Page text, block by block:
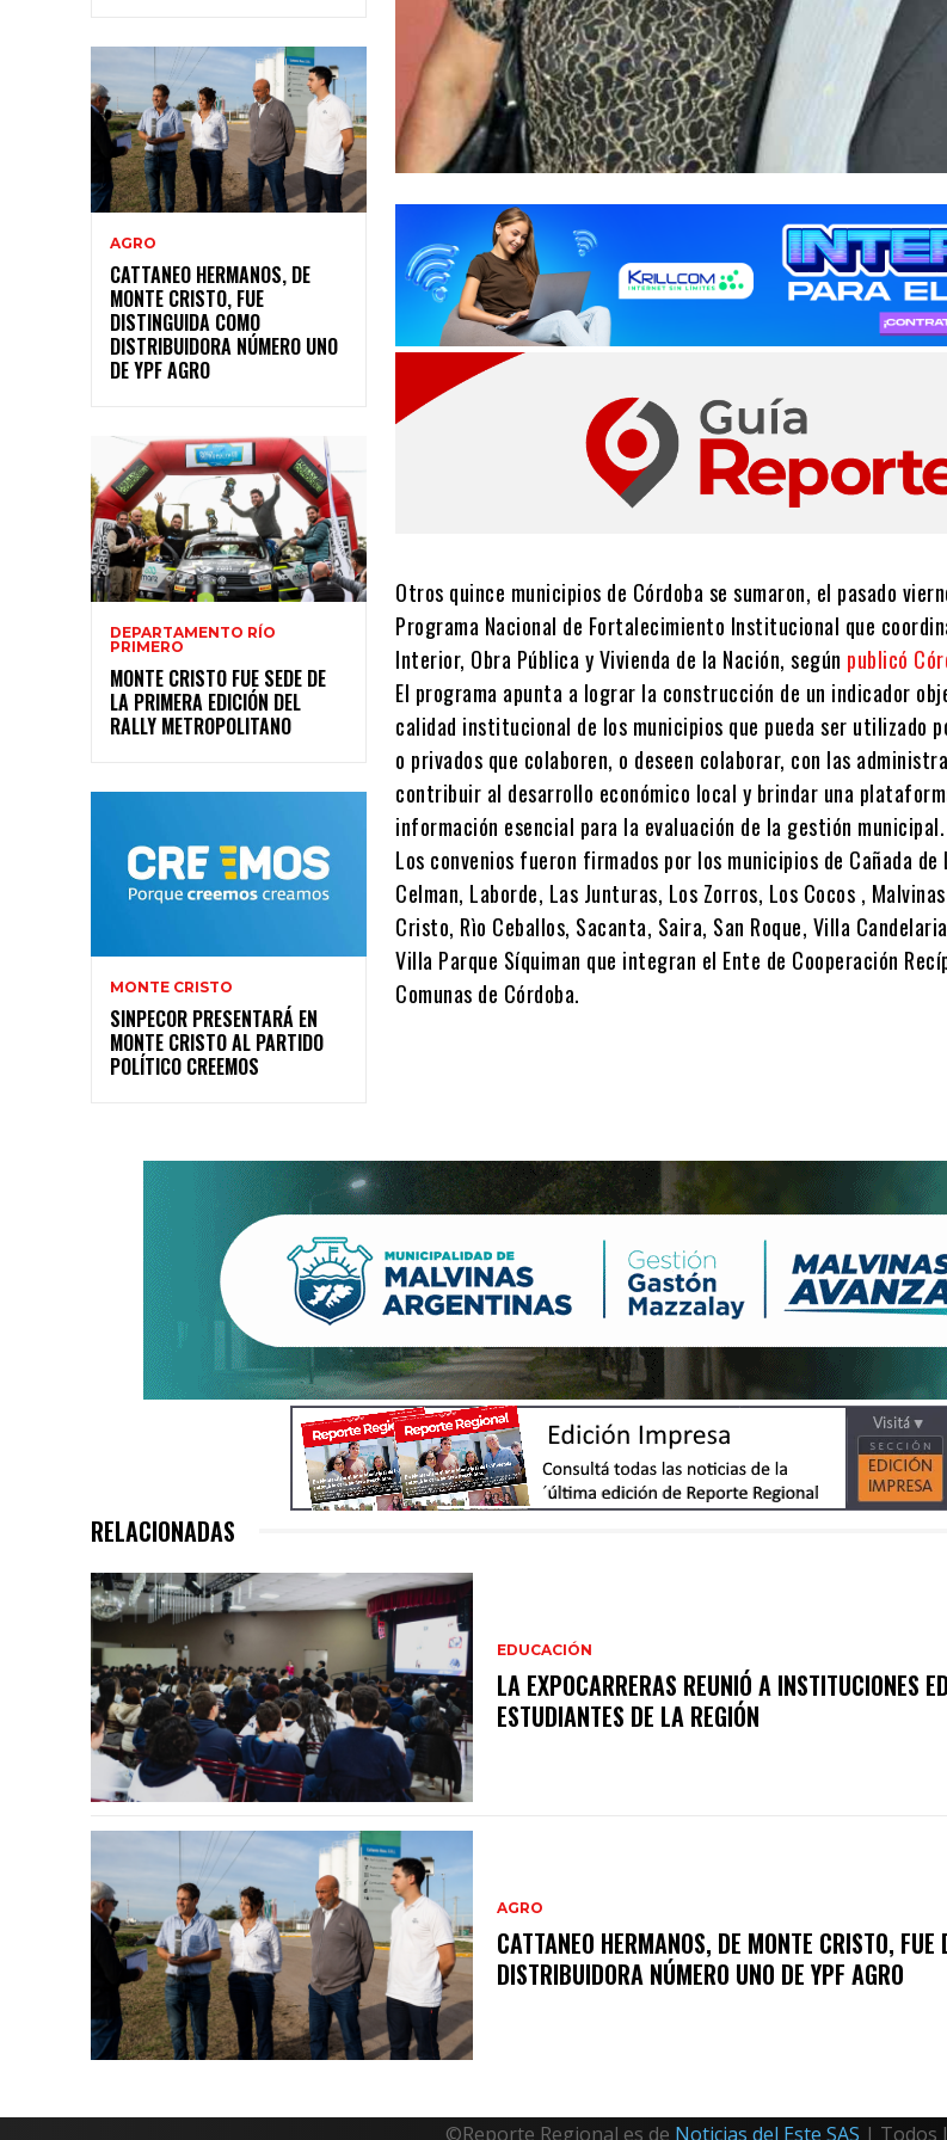
AGRO
CATTANEO HERMANOS, DE
MONTE CRISTO, FUE
DISTINGUIDA COMO
DISTRIBUIDORA NÚMERO UNO
DE YPF AGRO
DEPARTAMENTO RÍO
PRIMERO
MONTE CRISTO FUE SEDE DE
LA PRIMERA EDICIÓN DEL
RALLY METROPOLITANO
MONTE CRISTO
SINPECOR PRESENTARÁ EN
MONTE CRISTO AL PARTIDO
POLÍTICO CREEMOS
Otros quince municipios de Córdoba se sumaron, el pasado
Programa Nacional de Fortalecimiento Institucional que
Interior, Obra Pública y Vivienda de la Nación, según publicó
El programa apunta a lograr la construcción de un indicador
calidad institucional de los municipios que pueda ser utilizado
o privados que colaboren, o deseen colaborar, con las
contribuir al desarrollo económico local y brindar una
información esencial para la evaluación de la gestión municipal.
Los convenios fueron firmados por los municipios de Cañada de
Celman, Laborde, Las Junturas, Los Zorros, Los Cocos ,
Cristo, Rìo Ceballos, Sacanta, Saira, San Roque, Villa
Villa Parque Síquiman que integran el Ente de Cooperación
Comunas de Córdoba.
RELACIONADAS
EDUCACIÓN
LA EXPOCARRERAS REUNIÓ A INSTITUCIONES
ESTUDIANTES DE LA REGIÓN
AGRO
CATTANEO HERMANOS, DE MONTE CRISTO,
DISTRIBUIDORA NÚMERO UNO DE YPF AGRO
©Reporte Regional es de Noticias del Este SAS | Todos